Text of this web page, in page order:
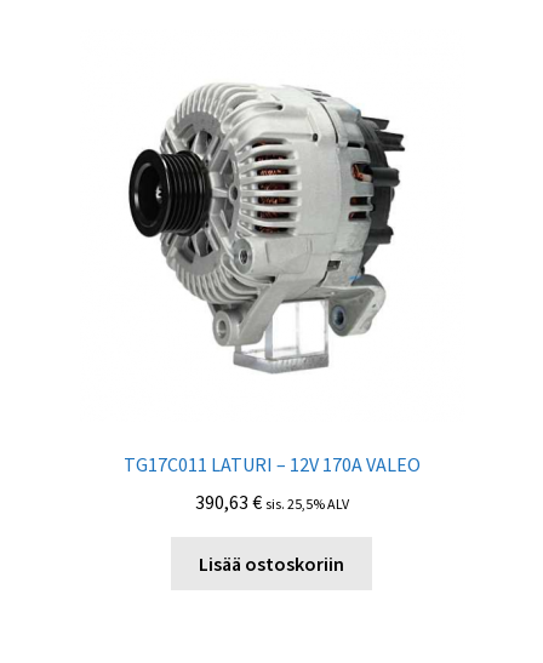
TG17C011 LATURI – 12V 170A VALEO
390,63 € sis. 25,5% ALV
Lisää ostoskoriin